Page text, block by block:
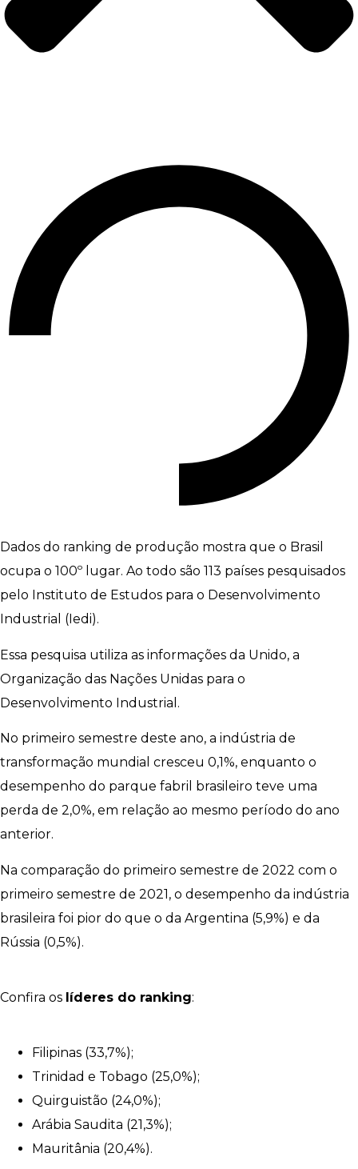
Dados do ranking de produção mostra que o Brasil
ocupa o 100º lugar. Ao todo são 113 países pesquisados
pelo Instituto de Estudos para o Desenvolvimento
Industrial (Iedi).
Essa pesquisa utiliza as informações da Unido, a
Organização das Nações Unidas para o
Desenvolvimento Industrial.
No primeiro semestre deste ano, a indústria de
transformação mundial cresceu 0,1%, enquanto o
desempenho do parque fabril brasileiro teve uma
perda de 2,0%, em relação ao mesmo período do ano
anterior.
Na comparação do primeiro semestre de 2022 com o
primeiro semestre de 2021, o desempenho da indústria
brasileira foi pior do que o da Argentina (5,9%) e da
Rússia (0,5%).
Confira os líderes do ranking:
Filipinas (33,7%);
Trinidad e Tobago (25,0%);
Quirguistão (24,0%);
Arábia Saudita (21,3%);
Mauritânia (20,4%).